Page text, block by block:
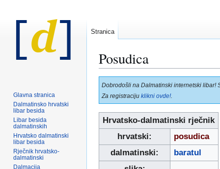
Posudica
Prijeđi
na
navigaciju
Prijeđi
na
pretraživanje
Dobrodošli na Dalmatinski internetski libar!
Za registraciju klikni ovde!
Hrvatsko-dalmatinski rječnik
hrvatski:
posudica
dalmatinski:
baratul
Stranica
Glavna stranica
Dalmatinsko hrvatski
libar besida
Libar besida
dalmatinskih
Hrvatsko dalmatinski
libar besida
Rječnik hrvatsko-
dalmatinski
Dalmacija